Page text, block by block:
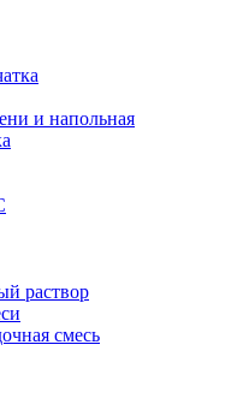
и напольная
раствор
смесь